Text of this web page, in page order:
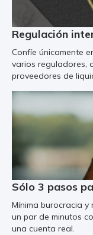
Regulación
Confíe únicamente
varios reguladores,
proveedores de
Sólo 3 pasos
Mínima burocracia y
un par de minutos
una cuenta real.